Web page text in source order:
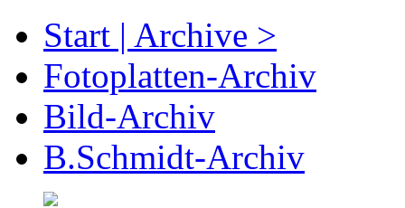
Start | Archive >
Fotoplatten-Archiv
Bild-Archiv
B.Schmidt-Archiv